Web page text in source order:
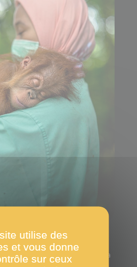
: “ Brenda était
lorsqu’elle a été arrachée à sa
utilise des
et vous donne
sur ceux